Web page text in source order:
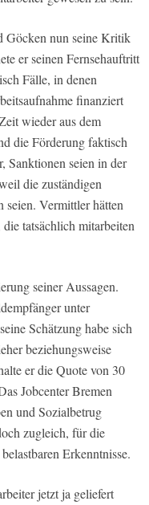
Göcken nun seine Kritik
er seinen Fernsehauftritt
Fälle, in denen
finanziert
wieder aus dem
die Förderung faktisch
Sanktionen seien in der
die zuständigen
seien. Vermittler hätten
tatsächlich mitarbeiten
seiner Aussagen.
unter
Schätzung habe sich
beziehungsweise
er die Quote von 30
Jobcenter Bremen
und Sozialbetrug
zugleich, für die
Erkenntnisse.
jetzt ja geliefert